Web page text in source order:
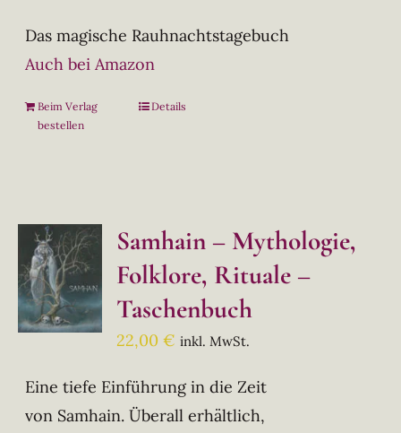
Das magische Rauhnachtstagebuch
Auch bei Amazon
Beim Verlag
bestellen
Details
Samhain – Mythologie,
Folklore, Rituale –
Taschenbuch
22,00€ inkl. MwSt.
Eine tiefe Einführung in die Zeit
von Samhain. Überall erhältlich,